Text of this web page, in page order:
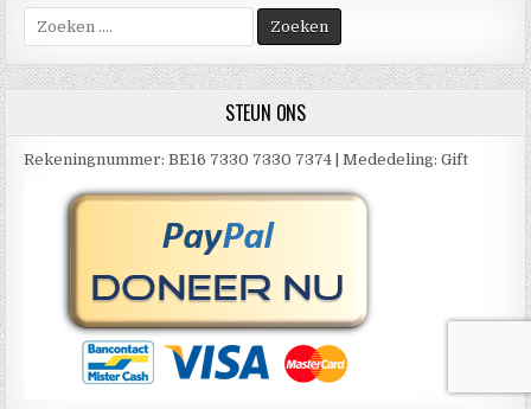
naar:
STEUN ONS
Rekeningnummer: BE16 7330 7330 7374 | Mededeling: Gift